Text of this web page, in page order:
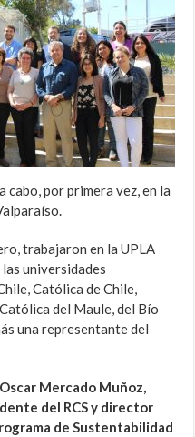
cabo, por primera vez, en la
trabajaron en la UPLA
universidades
Católica de Chile,
del Maule, del Bío
una representante del
Oscar Mercado Muñoz,
del RCS y director
de Sustentabilidad